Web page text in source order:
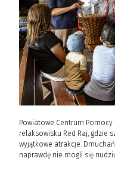
Powiatowe Centrum
relaksowisku Red Raj, gdzie
wyjątkowe atrakcje.
naprawdę nie mogli się